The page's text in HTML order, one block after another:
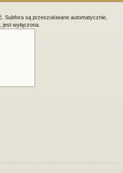
Subfora są przeszukiwane automatycznie,
wyłączona.